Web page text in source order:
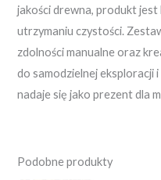
jakości drewna, produkt jest
utrzymaniu czystości.
zdolności manualne oraz
do samodzielnej eksploracji
nadaje się jako prezent dla
Podobne produkty